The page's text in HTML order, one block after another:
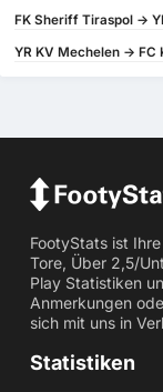
FK Sheriff Tiraspol ->
YR KV Mechelen -> FC
FootyStats ist
Tore, Über 2,5/
Play Statistiken
Anmerkungen
sich mit uns in
Statistiken